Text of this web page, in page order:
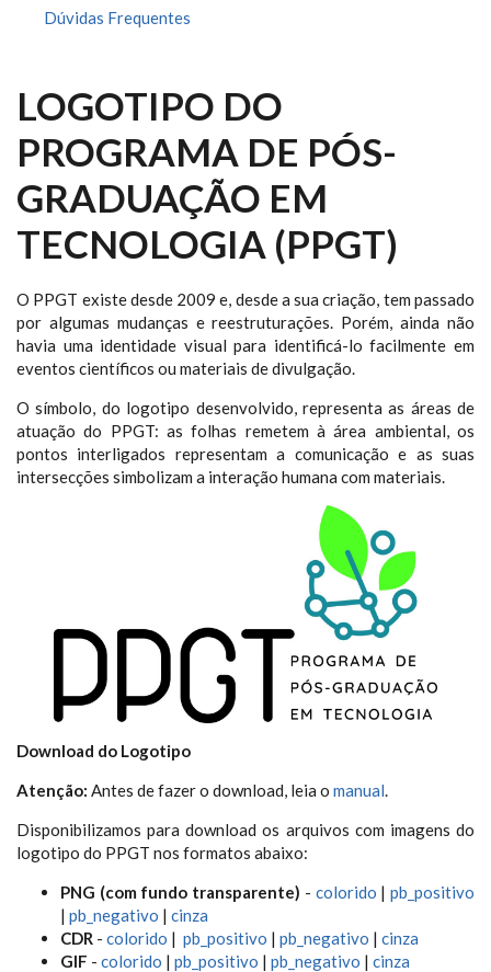
Dúvidas Frequentes
LOGOTIPO DO
PROGRAMA DE PÓS-
GRADUAÇÃO EM
TECNOLOGIA (PPGT)
O PPGT existe desde 2009 e, desde a sua criação, tem passado
por algumas mudanças e reestruturações. Porém, ainda não
havia uma identidade visual para identificá-lo facilmente em
eventos científicos ou materiais de divulgação.
O símbolo, do logotipo desenvolvido, representa as áreas de
atuação do PPGT: as folhas remetem à área ambiental, os
pontos interligados representam a comunicação e as suas
intersecções simbolizam a interação humana com materiais.
Download do Logotipo
Atenção: Antes de fazer o download, leia o manual.
Disponibilizamos para download os arquivos com imagens do
logotipo do PPGT nos formatos abaixo:
PNG (com fundo transparente) - colorido |pb_positivo
| pb_negativo | cinza
CDR - colorido | pb_positivo | pb_negativo | cinza
GIF - colorido | pb_positivo | pb_negativo | cinza